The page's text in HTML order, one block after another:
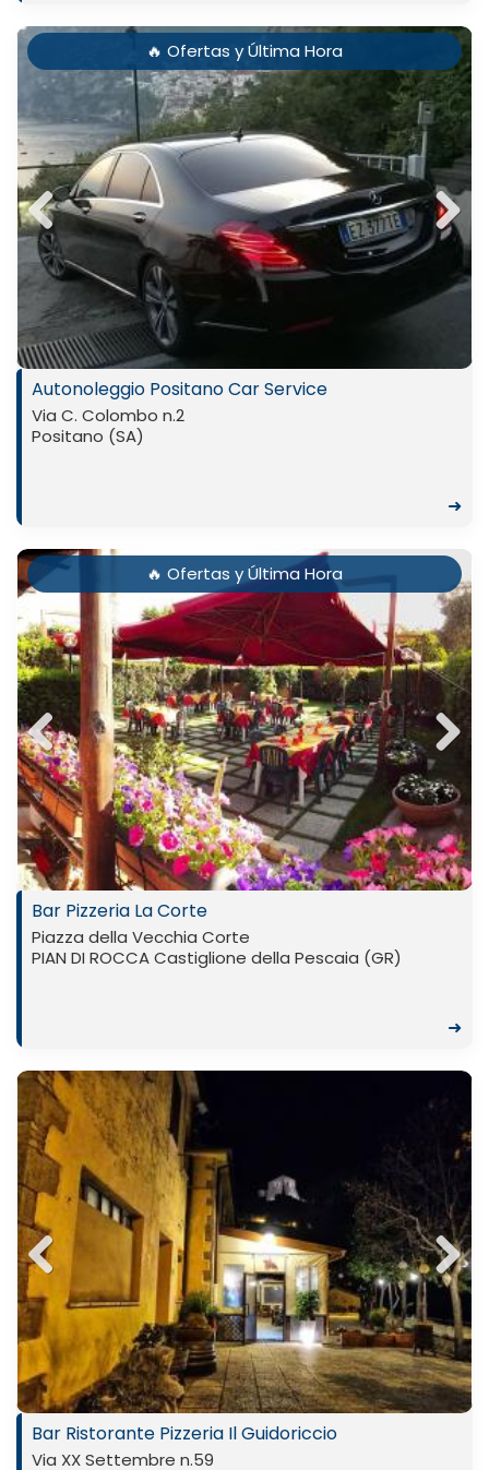
🔥 Ofertas y Última Hora
Previ
ous
Next
Autonoleggio Positano Car Service
Via C. Colombo n.2
Positano (SA)
➜
🔥 Ofertas y Última Hora
Previ
ous
Next
Bar Pizzeria La Corte
Piazza della Vecchia Corte
PIAN DI ROCCA Castiglione della Pescaia (GR)
➜
Previ
ous
Next
Bar Ristorante Pizzeria Il Guidoriccio
Via XX Settembre n.59